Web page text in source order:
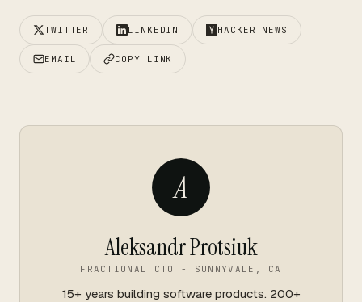
TWITTER LINKEDIN HACKER NEWS
EMAIL COPY LINK
A
Aleksandr Protsiuk
FRACTIONAL CTO - SUNNYVALE, CA
15+ years building software products. 200+